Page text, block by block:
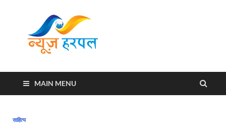
MAIN MENU
साहित्य